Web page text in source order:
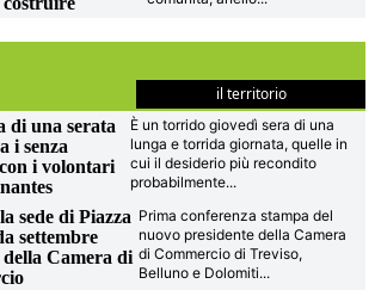
il territorio
di una serata
i senza
i volontari
È un torrido giovedì sera di una
lunga e torrida giornata, quelle in
cui il desiderio più recondito
probabilmente...
sede di Piazza
settembre
della Camera di
Prima conferenza stampa del
nuovo presidente della Camera
di Commercio di Treviso,
Belluno e Dolomiti...